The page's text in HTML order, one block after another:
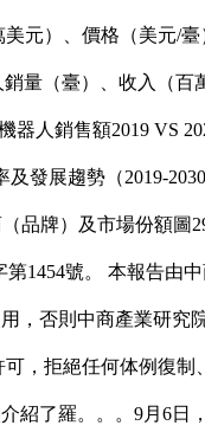
元）、價格（美元/臺
量（臺）、收入（
人銷售額2019 VS
發展趨勢（2019-
品牌）及市場份額圖
1454號。 本報告由
，否則中商產業研究
，拒絕任何体例復
紹了羅。。。9月6日